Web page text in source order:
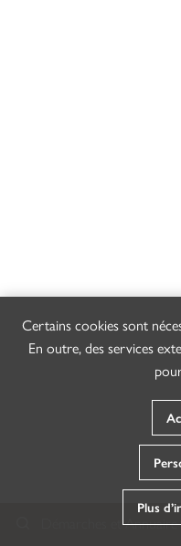
Démarches et Annuaire
Certains cookies sont
En outre, des services
Plus